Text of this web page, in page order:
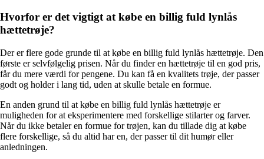
Hvorfor er det vigtigt at købe en billig fuld lynlås
hættetrøje?
Der er flere gode grunde til at købe en billig fuld lynlås hættetrøje. Den
første er selvfølgelig prisen. Når du finder en hættetrøje til en god pris,
får du mere værdi for pengene. Du kan få en kvalitets trøje, der passer
godt og holder i lang tid, uden at skulle betale en formue.
En anden grund til at købe en billig fuld lynlås hættetrøje er
muligheden for at eksperimentere med forskellige stilarter og farver.
Når du ikke betaler en formue for trøjen, kan du tillade dig at købe
flere forskellige, så du altid har en, der passer til dit humør eller
anledningen.